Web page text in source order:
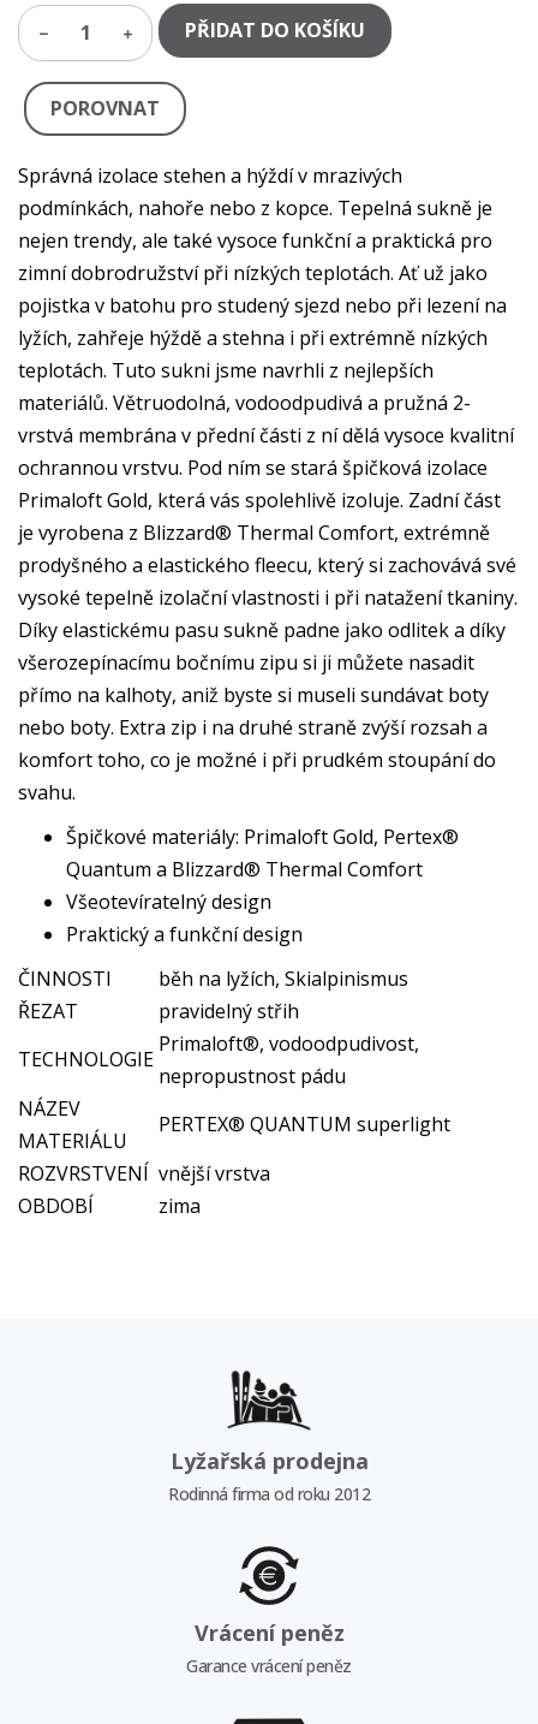
1 PŘIDAT DO KOŠÍKU
POROVNAT
Správná izolace stehen a hýždí v mrazivých
podmínkách, nahoře nebo z kopce. Tepelná sukně je
nejen trendy, ale také vysoce funkční a praktická pro
zimní dobrodružství při nízkých teplotách. Ať už jako
pojistka v batohu pro studený sjezd nebo při lezení na
lyžích, zahřeje hýždě a stehna i při extrémně nízkých
teplotách. Tuto sukni jsme navrhli z nejlepších
materiálů. Větruodolná, vodoodpudivá a pružná 2-
vrstvá membrána v přední části z ní dělá vysoce kvalitní
ochrannou vrstvu. Pod ním se stará špičková izolace
Primaloft Gold, která vás spolehlivě izoluje. Zadní část
je vyrobena z Blizzard® Thermal Comfort, extrémně
prodyšného a elastického fleecu, který si zachovává své
vysoké tepelně izolační vlastnosti i při natažení tkaniny.
Díky elastickému pasu sukně padne jako odlitek a díky
všerozepínacímu bočnímu zipu si ji můžete nasadit
přímo na kalhoty, aniž byste si museli sundávat boty
nebo boty. Extra zip i na druhé straně zvýší rozsah a
komfort toho, co je možné i při prudkém stoupání do
svahu.
Špičkové materiály: Primaloft Gold, Pertex®
Quantum a Blizzard® Thermal Comfort
Všeotevíratelný design
Praktický a funkční design
ČINNOSTI
běh na lyžích, Skialpinismus
ŘEZAT
pravidelný střih
TECHNOLOGIE
Primaloft®, vodoodpudivost,
nepropustnost pádu
NÁZEV
MATERIÁLU
PERTEX® QUANTUM superlight
ROZVRSTVENÍ vnější vrstva
OBDOBÍ
zima
Lyžařská prodejna
Rodinná firma od roku 2012
Vrácení peněz
Garance vrácení peněz